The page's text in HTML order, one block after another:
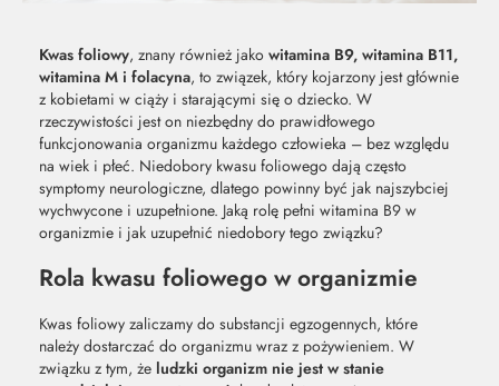
MOC Z
Kwas foliowy, znany również jako witamina B9, witamina B11,
witamina M i folacyna, to związek, który kojarzony jest głównie
z kobietami w ciąży i starającymi się o dziecko. W
rzeczywistości jest on niezbędny do prawidłowego
funkcjonowania organizmu każdego człowieka – bez względu
na wiek i płeć. Niedobory kwasu foliowego dają często
symptomy neurologiczne, dlatego powinny być jak najszybciej
wychwycone i uzupełnione. Jaką rolę pełni witamina B9 w
organizmie i jak uzupełnić niedobory tego związku?
Rola kwasu foliowego w organizmie
Kwas foliowy zaliczamy do substancji egzogennych, które
należy dostarczać do organizmu wraz z pożywieniem. W
związku z tym, że ludzki organizm nie jest w stanie